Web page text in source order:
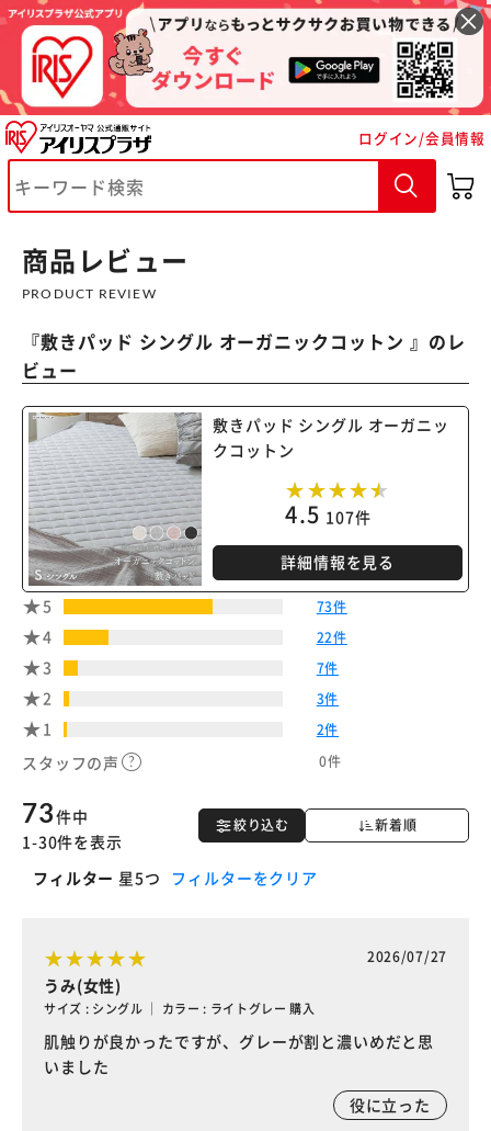
ログイン/会員情報
商品レビュー
PRODUCT REVIEW
『敷きパッド シングル オーガニックコットン』のレ
ビュー
敷きパッド シングル オーガニッ
クコットン
4.5 107件
詳細情報を見る
5 73件
4 22件
3 7件
2 3件
1 2件
スタッフの声 0件
絞り込む 新着順
73件中
1-30件を表示
フィルター 星5つ フィルターをクリア
2026/07/27
うみ(女性)
サイズ : シングル ｜ カラー : ライトグレー 購入
肌触りが良かったですが、グレーが割と濃いめだと思
いました
役に立った
※ご確認ください
カートに入れる 購入手続きへ